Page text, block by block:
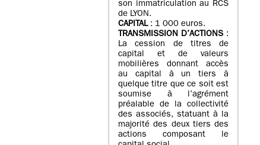
son immatriculation au RCS
de LYON.
CAPITAL: 1 000 euros.
TRANSMISSION D’ACTIONS :
La cession de titres de
capital et de valeurs
mobilières donnant accès
au capital à un tiers à
quelque titre que ce soit est
soumise à l’agrément
préalable de la collectivité
des associés, statuant à la
majorité des deux tiers des
actions composant le